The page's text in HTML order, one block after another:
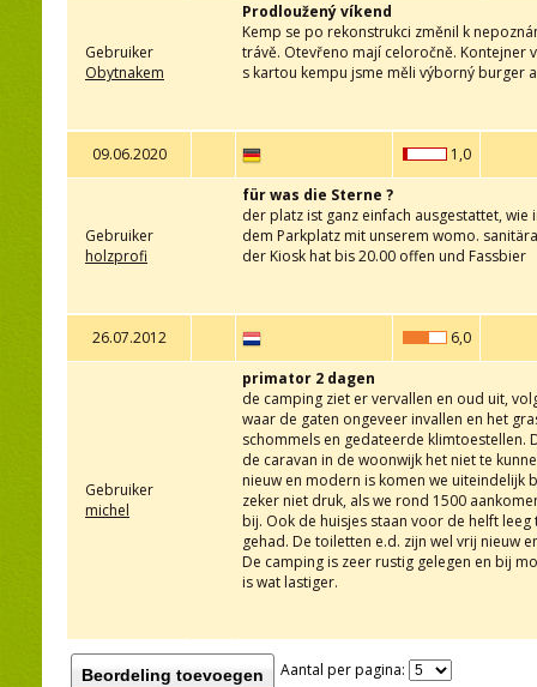
Gebruiker
Obytnakem
Prodloužený víkend
Kemp se po rekonstrukci změnil k
trávě. Otevřeno mají celoročně. Kontejner
s kartou kempu jsme měli výborný burger
09.06.2020 1,0
Gebruiker
holzprofi
für was die Sterne ?
der platz ist ganz einfach ausgestattet,
dem Parkplatz mit unserem womo.
der Kiosk hat bis 20.00 offen und Fassbier
26.07.2012 6,0
Gebruiker
michel
primator 2 dagen
de camping ziet er vervallen en oud uit,
waar de gaten ongeveer invallen en het
schommels en gedateerde klimtoestellen.
de caravan in de woonwijk het niet te
nieuw en modern is komen we uiteindelijk
zeker niet druk, als we rond 1500
bij. Ook de huisjes staan voor de helft
gehad. De toiletten e.d. zijn wel vrij nieuw
De camping is zeer rustig gelegen en bij
is wat lastiger.
Beordeling toevoegen Aantal per pagina: